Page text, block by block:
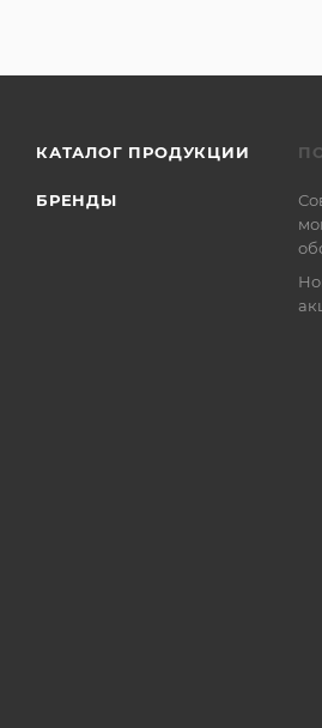
КАТАЛОГ ПРОДУКЦИИ
БРЕНДЫ